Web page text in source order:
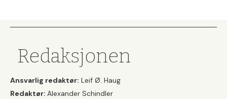
Redaksjonen
Ansvarlig redaktør: Leif Ø. Haug
Redaktør: Alexander Schindler